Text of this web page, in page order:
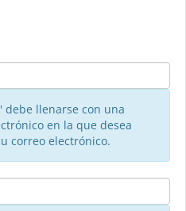
debe llenarse con una
en la que desea
correo electrónico.